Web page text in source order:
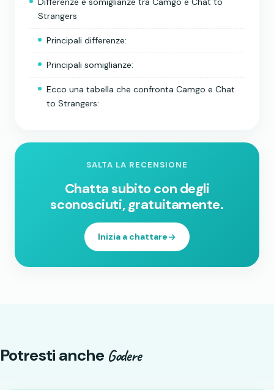
Strangers
Principali differenze:
Principali somiglianze:
Ecco una tabella che confronta Camgo e Chat
to Strangers:
SALTA LA RECENSIONE
Chatta subito con degli
sconosciuti, gratuitamente.
Inizia a chattare
Potresti anche Godere